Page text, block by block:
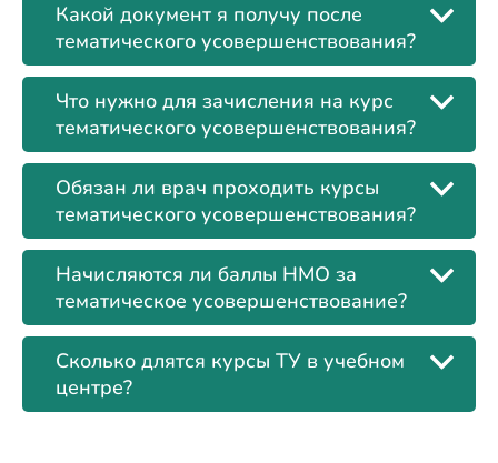
Какой документ я получу после
тематического усовершенствования?
Что нужно для зачисления на курс
тематического усовершенствования?
Обязан ли врач проходить курсы
тематического усовершенствования?
Начисляются ли баллы НМО за
тематическое усовершенствование?
Сколько длятся курсы ТУ в учебном
центре?